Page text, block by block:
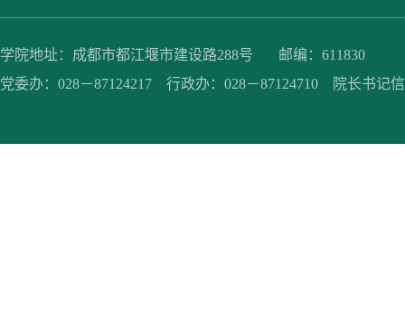
学院地址：成都市都江堰市建设路288号 邮编：611830
党委办：028－87124217 行政办：028－87124710 院长书记信